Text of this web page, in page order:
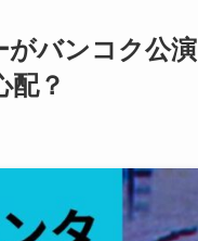
バンコク公
配？